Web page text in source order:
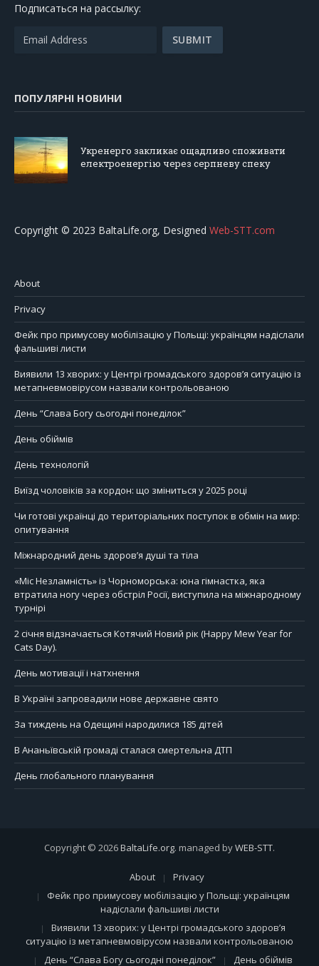
Подписаться на рассылку:
ПОПУЛЯРНІ НОВИНИ
Укренерго закликає ощадливо споживати
електроенергію через серпневу спеку
Copyright © 2023 BaltaLife.org, Designed Web-STT.com
About
Privacy
Фейк про примусову мобілізацію у Польщі: українцям надіслали
фальшиві листи
Виявили 13 хворих: у Центрі громадського здоров’я ситуацію із
метапневмовірусом назвали контрольованою
День “Слава Богу сьогодні понеділок”
День обіймів
День технологій
Виїзд чоловіків за кордон: що зміниться у 2025 році
Чи готові українці до територіальних поступок в обмін на мир:
опитування
Міжнародний день здоров’я душі та тіла
«Міс Незламність» із Чорноморська: юна гімнастка, яка
втратила ногу через обстріл Росії, виступила на міжнародному
турнірі
2 січня відзначається Котячий Новий рік (Happy Mew Year for
Cats Day).
День мотивації і натхнення
В Україні запровадили нове державне свято
За тиждень на Одещині народилися 185 дітей
В Ананьївській громаді сталася смертельна ДТП
День глобального планування
Copyright © 2026BaltaLife.org. managed byWEB-STT.
About
Privacy
Фейк про примусову мобілізацію у Польщі: українцям
надіслали фальшиві листи
Виявили 13 хворих: у Центрі громадського здоров’я
ситуацію із метапневмовірусом назвали контрольованою
День “Слава Богу сьогодні понеділок”
День обіймів